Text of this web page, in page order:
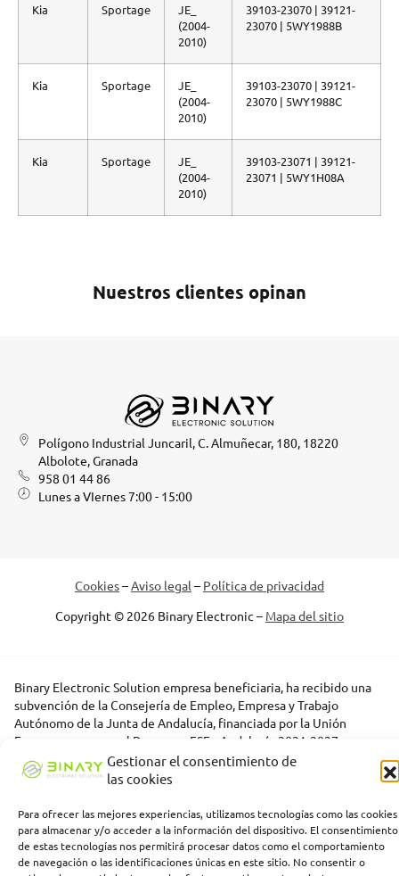
Gestionar el consentimiento de
las cookies
Para ofrecer las mejores experiencias, utilizamos tecnologías como las cookies
para almacenar y/o acceder a la información del dispositivo. El consentimiento
de estas tecnologías nos permitirá procesar datos como el comportamiento
de navegación o las identificaciones únicas en este sitio. No consentir o
Kia Sportage
JE_
(2004-
2010)
39103-23070 | 39121-
23070 | 5WY1988B
Kia Sportage
JE_
(2004-
2010)
39103-23070 | 39121-
23070 | 5WY1988C
Kia Sportage
JE_
(2004-
2010)
39103-23071 | 39121-
23071 | 5WY1H08A
Nuestros clientes opinan
Polígono Industrial Juncaril, C. Almuñecar, 180, 18220
Albolote, Granada
958 01 44 86
Lunes a VIernes 7:00 - 15:00
Cookies–Aviso legal – Política de privacidad
Copyright © 2026 Binary Electronic – Mapa del sitio
Binary Electronic Solution empresa beneficiaria, ha recibido una
subvención de la Consejería de Empleo, Empresa y Trabajo
Autónomo de la Junta de Andalucía, financiada por la Unión
Europea con cargo al Programa FSE+ Andalucía 2021-2027,
enmarcada en el Programa Emplea-T, para la inserción laboral y el
fomento de la contratación en el ámbito de la Comunidad
sucesivas contrataciones indefinidas ordinarias por parte de
personas trabajadoras autónomas, y a cualquier contratación
indefinida ordinaria por parte de pymes.